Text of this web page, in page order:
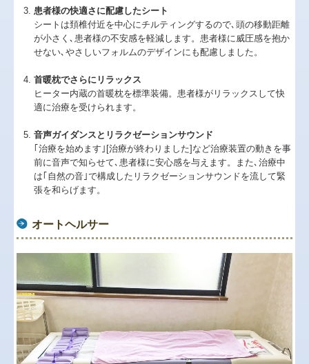
患者様の快適さに配慮したシート
シートは頚椎付近を中心にチルティングするので､頭の移動距離
が小さく､患者様の不安感を軽減します。患者様に威圧感を抱か
せない､やさしいフォルムのデザインにも配慮しました。
首暖枕でさらにリラックス
ヒーター内蔵の首暖枕を標準装備。患者様がリラックスして快
適に治療を受けられます。
音声ガイダンスとリラクゼーションサウンド
｢治療を始めます｣[治療が終わりました]など治療装置の動きを事
前に音声で知らせて､患者様に安心感を与えます。また､治療中
は｢自然の音｣で構成したリラクゼーションサウンドを流して緊
張を和らげます。
オートヘルサー